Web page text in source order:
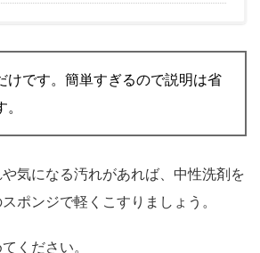
けです。簡単すぎるので説明は省
気になる汚れがあれば、中性洗剤を
ポンジで軽くこすりましょう。
ください。